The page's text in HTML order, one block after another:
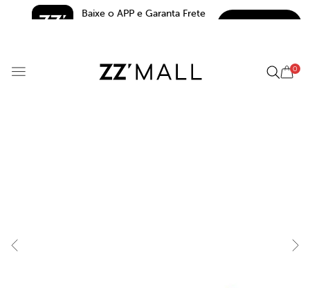
Baixe o APP e Garanta Frete
0